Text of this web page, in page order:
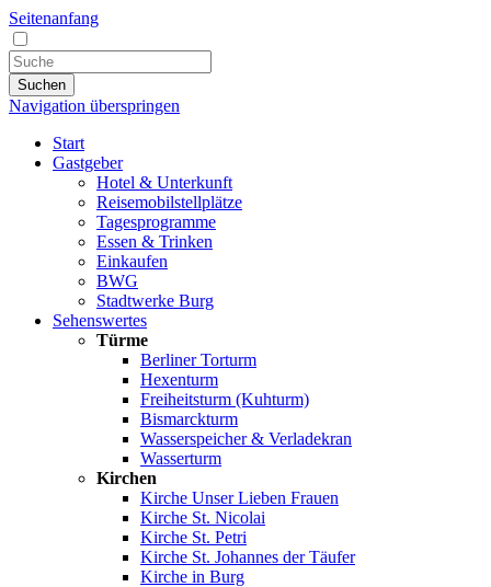
Seitenanfang
Suchen
Navigation überspringen
Start
Gastgeber
Hotel & Unterkunft
Reisemobilstellplätze
Tagesprogramme
Essen & Trinken
Einkaufen
BWG
Stadtwerke Burg
Sehenswertes
Türme
Berliner Torturm
Hexenturm
Freiheitsturm (Kuhturm)
Bismarckturm
Wasserspeicher & Verladekran
Wasserturm
Kirchen
Kirche Unser Lieben Frauen
Kirche St. Nicolai
Kirche St. Petri
Kirche St. Johannes der Täufer
Kirche in Burg